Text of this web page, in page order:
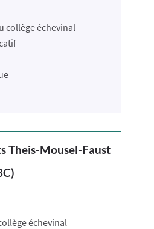
collège échevinal
Theis-Mousel-Faust
échevinal